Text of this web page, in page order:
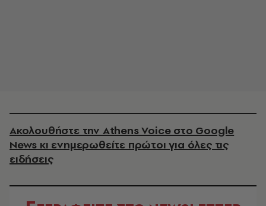
Ακολουθήστε την Athens Voice στο Google
News κι ενημερωθείτε πρώτοι για όλες τις
ειδήσεις